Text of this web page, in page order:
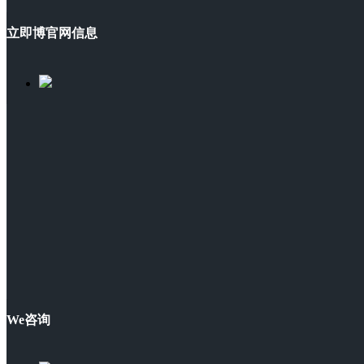
立即博官网信息
We咨询